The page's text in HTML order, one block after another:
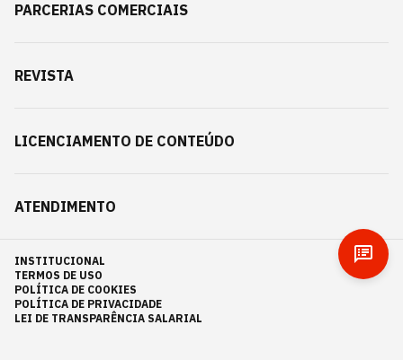
PARCERIAS COMERCIAIS
REVISTA
LICENCIAMENTO DE CONTEÚDO
ATENDIMENTO
INSTITUCIONAL
TERMOS DE USO
POLÍTICA DE COOKIES
POLÍTICA DE PRIVACIDADE
LEI DE TRANSPARÊNCIA SALARIAL